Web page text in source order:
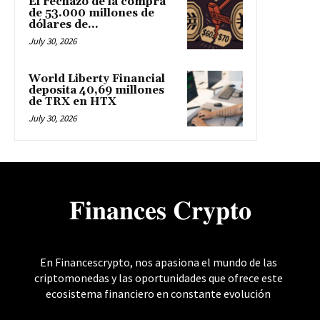
de 53.000 millones de
dólares de...
July 30, 2026
World Liberty Financial
deposita 40,69 millones
de TRX en HTX
July 30, 2026
𝐅𝐢𝐧𝐚𝐧𝐜𝐞𝐬 𝐂𝐫𝐲𝐩𝐭𝐨
En Financescrypto, nos apasiona el mundo de las
criptomonedas y las oportunidades que ofrece este
ecosistema financiero en constante evolución